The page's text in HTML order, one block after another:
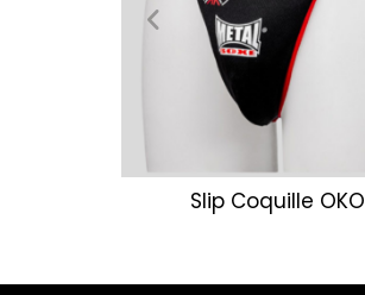
Slip Coquille OKO